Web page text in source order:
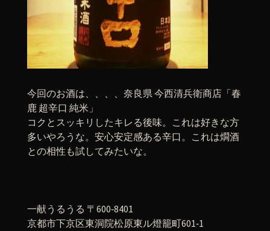
今回のお酒は、、、、奈良県 今西清兵衛商店「春
鹿 超辛口 純米」
コクとスッキリしたキレる後味。これは好きな方
多いやろうな。安心安定感ある辛口。これは燗酒
との相性も試してみたいな。
一献うるうる 〒600‐8401
京都市下京区東洞院松原東ル燈籠町601‐1